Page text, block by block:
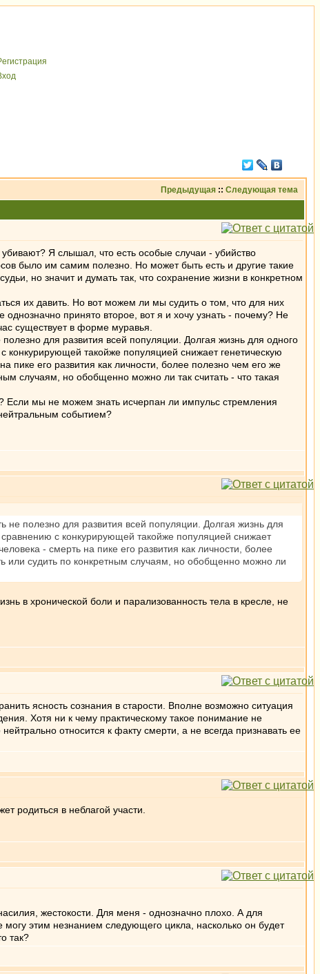
Предыдущая :: Следующая тема
Я слышал, что есть особые случаи - убийство
было им самим полезно. Но может быть есть и другие такие
но значит и думать так, что сохранение жизни в конкретном
их давить. Но вот можем ли мы судить о том, что для них
принято второе, вот я и хочу узнать - почему? Не
существует в форме муравья.
для развития всей популяции. Долгая жизнь для одного
такойже популяцией снижает генетическую
пике его развития как личности, более полезно чем его же
случаям, но обобщенно можно ли так считать - что такая
Если мы не можем знать исчерпан ли импульс стремления
событием?
не полезно для развития всей популяции. Долгая жизнь для
с конкурирующей такойже популяцией снижает
- смерть на пике его развития как личности, более
судить по конкретным случаям, но обобщенно можно ли
в хронической боли и парализованность тела в кресле, не
ясность сознания в старости. Вполне возможно ситуация
Хотя ни к чему практическому такое понимание не
относится к факту смерти, а не всегда признавать ее
родиться в неблагой участи.
жестокости. Для меня - однозначно плохо. А для
этим незнанием следующего цикла, насколько он будет
так?